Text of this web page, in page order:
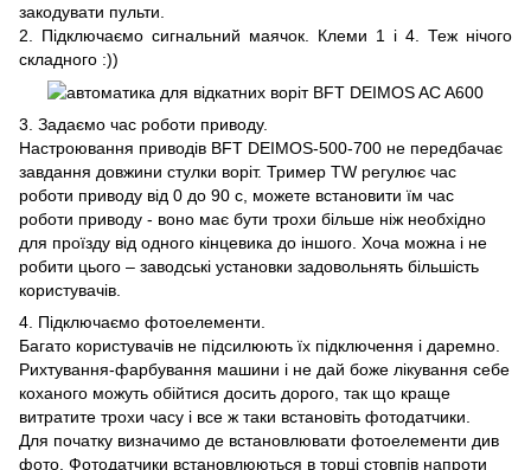
закодувати пульти.
2. Підключаємо сигнальний маячок. Клеми 1 і 4. Теж нічого
складного :))
3. Задаємо час роботи приводу.
Настроювання приводів BFT DEIMOS-500-700 не передбачає
завдання довжини стулки воріт. Тример TW регулює час
роботи приводу від 0 до 90 с, можете встановити їм час
роботи приводу - воно має бути трохи більше ніж необхідно
для проїзду від одного кінцевика до іншого. Хоча можна і не
робити цього – заводські установки задовольнять більшість
користувачів.
4. Підключаємо фотоелементи.
Багато користувачів не підсилюють їх підключення і даремно.
Рихтування-фарбування машини і не дай боже лікування себе
коханого можуть обійтися досить дорого, так що краще
витратите трохи часу і все ж таки встановіть фотодатчики.
Для початку визначимо де встановлювати фотоелементи див
фото. Фотодатчики встановлюються в торці стовпів напроти